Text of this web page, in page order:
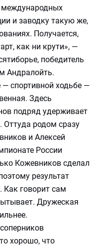
международных
и заводку такую же,
Получается,
как ни крути», —
победитель
Андралойть.
спортивной ходьбе —
Здесь
подряд удерживает
родом сразу
и Алексей
России
Кожевников сделал
результат
Как говорит сам
Дружеская
хорошо, что